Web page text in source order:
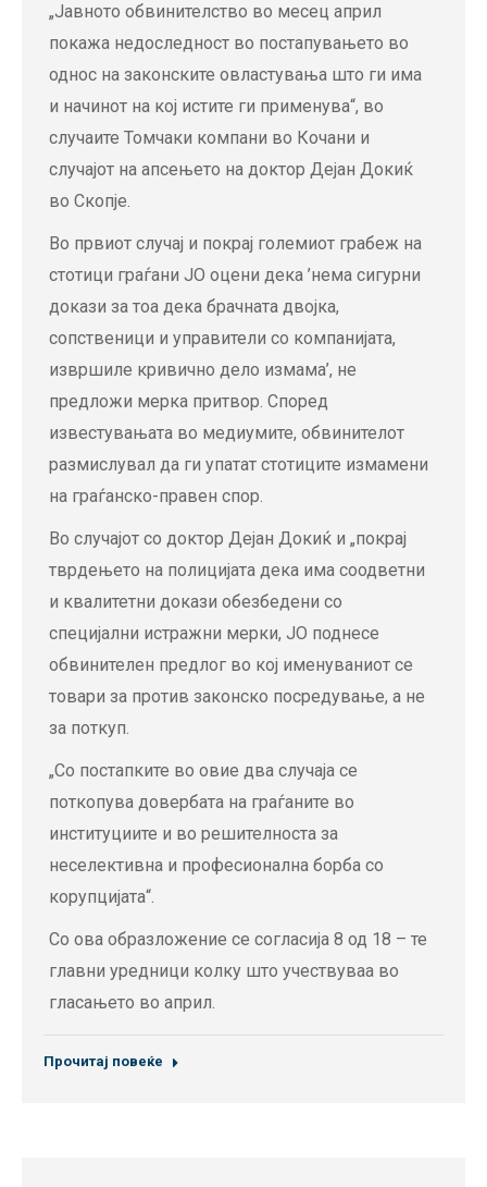
„Јавното обвинителство во месец април
покажа недоследност во постапувањето во
однос на законските овластувања што ги има
и начинот на кој истите ги применува“, во
случаите Томчаки компани во Кочани и
случајот на апсењето на доктор Дејан Докиќ
во Скопје.
Во првиот случај и покрај големиот грабеж на
стотици граѓани JO оцени дека ’нема сигурни
докази за тоа дека брачната двојка,
сопственици и управители со компанијата,
извршиле кривично дело измама’, не
предложи мерка притвор. Според
известувањата во медиумите, обвинителот
размислувал да ги упатат стотиците измамени
на граѓанско-правен спор.
Во случајот со доктор Дејан Докиќ и „покрај
тврдењето на полицијата дека има соодветни
и квалитетни докази обезбедени со
специјални истражни мерки, ЈО поднесе
обвинителен предлог во кој именуваниот се
товари за против законско посредување, а не
за поткуп.
„Со постапките во овие два случаја се
поткопува довербата на граѓаните во
институциите и во решителноста за
неселективна и професионална борба со
корупцијата“.
Со ова образложение се согласија 8 од 18 – те
главни уредници колку што учествуваа во
гласањето во април.
Прочитај повеќе